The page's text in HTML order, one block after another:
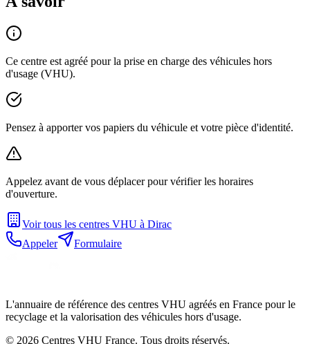
Ce centre est agréé pour la prise en charge des véhicules hors
d'usage (VHU).
Pensez à apporter vos papiers du véhicule et votre pièce d'identité.
Appelez avant de vous déplacer pour vérifier les horaires
d'ouverture.
Voir tous les centres VHU à Dirac
Appeler
Formulaire
L'annuaire de référence des centres VHU agréés en France pour le
recyclage et la valorisation des véhicules hors d'usage.
© 2026 Centres VHU France. Tous droits réservés.